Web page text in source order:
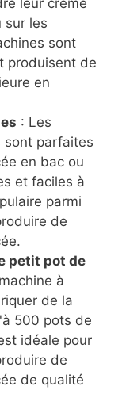
leur crème
sur les
sont
produisent de
en
: Les
sont parfaites
en bac ou
et faciles à
parmi
de
petit pot de
à
de la
500 pots de
idéale pour
de
de qualité